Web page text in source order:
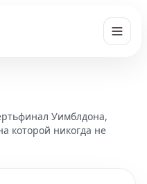
Уимблдона,
которой никогда не